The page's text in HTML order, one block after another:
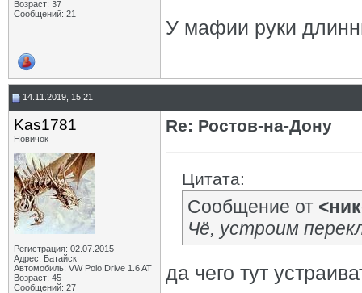
Возраст: 37
Сообщений: 21
У мафии руки
14.11.2019, 15:21
Kas1781
Новичок
Регистрация: 02.07.2015
Адрес: Батайск
Автомобиль: VW Polo Drive 1.6 AT
Возраст: 45
Сообщений: 27
Re: Ростов-на-Дону
Цитата:
Сообщение от
Чё, устроим
да чего тут